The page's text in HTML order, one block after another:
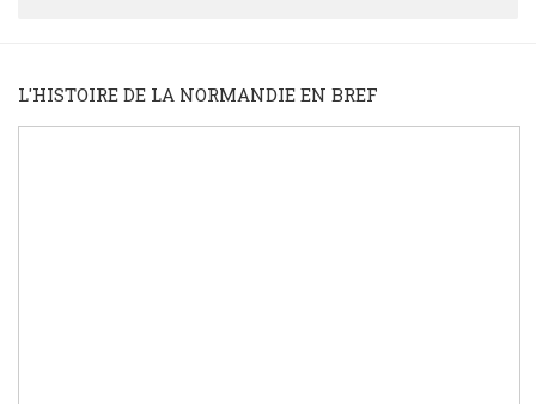
L'HISTOIRE DE LA NORMANDIE EN BREF